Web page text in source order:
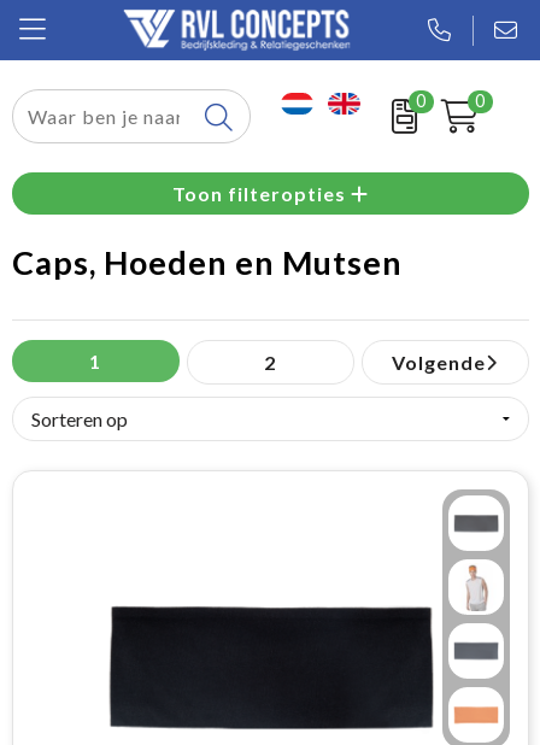
0 0
Relatiegeschenken
Tassen
Werkkleding
Toon filteropties
Caps, Hoeden en Mutsen
1 2 Volgende